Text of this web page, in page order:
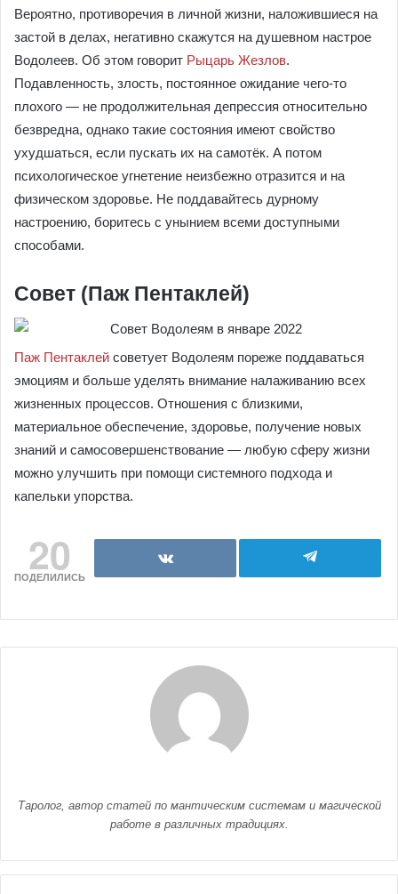
Вероятно, противоречия в личной жизни, наложившиеся на
застой в делах, негативно скажутся на душевном настрое
Водолеев. Об этом говорит Рыцарь Жезлов.
Подавленность, злость, постоянное ожидание чего-то
плохого — не продолжительная депрессия относительно
безвредна, однако такие состояния имеют свойство
ухудшаться, если пускать их на самотёк. А потом
психологическое угнетение неизбежно отразится и на
физическом здоровье. Не поддавайтесь дурному
настроению, боритесь с унынием всеми доступными
способами.
Совет (Паж Пентаклей)
Паж Пентаклей советует Водолеям пореже поддаваться
эмоциям и больше уделять внимание налаживанию всех
жизненных процессов. Отношения с близкими,
материальное обеспечение, здоровье, получение новых
знаний и самосовершенствование — любую сферу жизни
можно улучшить при помощи системного подхода и
капельки упорства.
20
ПОДЕЛИЛИСЬ
Таролог, автор статей по мантическим системам и магической
работе в различных традициях.